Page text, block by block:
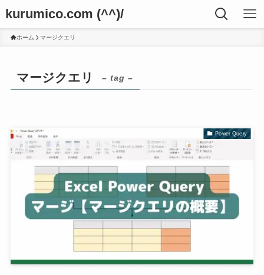
kurumico.com (^^)/
ホーム マージクエリ
マージクエリ – tag –
Power Query